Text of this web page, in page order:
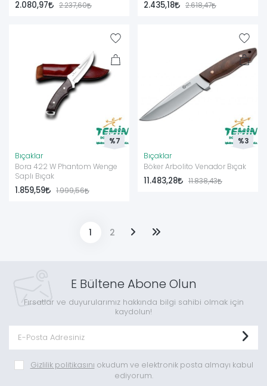
2.080,97 2.237,60 2.435,18 2.618,47
Bıçaklar
Bora 422 W Phantom Wenge
Saplı Bıçak
1.859,59 1.999,56
%7
Bıçaklar
Böker Arbolito Venador Bıçak
11.483,28 11.838,43
%3
1 2
E Bültene Abone Olun
Fırsatlar ve duyurularımız hakkında bilgi sahibi olmak için
kaydolun!
Gizlilik politikasını okudum ve elektronik posta almayı kabul
ediyorum.